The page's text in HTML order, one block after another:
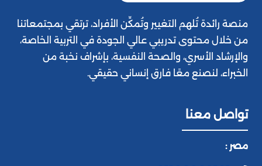
منصة رائدة تُلهم التغيير وتُمكِّن الأفراد، ترتقي بمجتمعاتنا
من خلال محتوى تدريبي عالي الجودة في التربية الخاصة،
والإرشاد الأسري، والصحة النفسية، بإشراف نخبة من
الخبراء، لنصنع معًا فارق إنساني حقيقي.
تواصل معنا
مصر :